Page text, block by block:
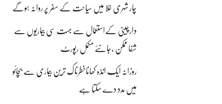
چار شہری خلا میں سیاحت کے سفر پر روانہ ہوگے
دارچینی کےاستعمال سے بہت سی بیماریوں سے
شفا ممکن ،جانئے مکمل رپورٹ
روزانہ ایک انڈہ کھاناخطرناک ترین بیماری سے بچائو
میں مدد دے سکتا ہے